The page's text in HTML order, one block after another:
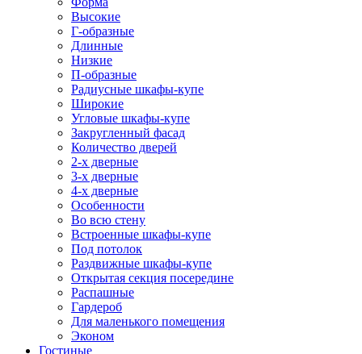
Высокие
Г-образные
Длинные
Низкие
П-образные
Радиусные шкафы-купе
Широкие
Угловые шкафы-купе
Закругленный фасад
Количество дверей
2-х дверные
3-х дверные
4-х дверные
Особенности
Во всю стену
Встроенные шкафы-купе
Под потолок
Раздвижные шкафы-купе
Открытая секция посередине
Распашные
Гардероб
Для маленького помещения
Эконом
Гостиные